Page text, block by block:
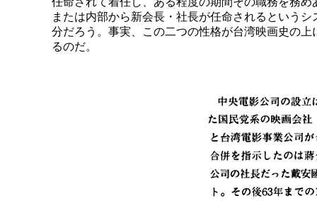
または内部から新会長・社長が任命されるという
分だろう。事実、この二つの性格が台湾映画史の
るのだ。